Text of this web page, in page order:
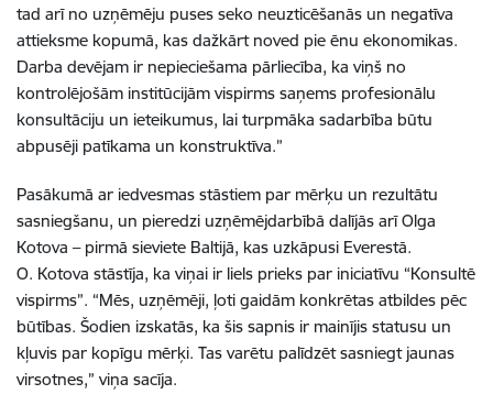
tad arī no uzņēmēju puses seko neuzticēšanās un negatīva
attieksme kopumā, kas dažkārt noved pie ēnu ekonomikas.
Darba devējam ir nepieciešama pārliecība, ka viņš no
kontrolējošām institūcijām vispirms saņems profesionālu
konsultāciju un ieteikumus, lai turpmāka sadarbība būtu
abpusēji patīkama un konstruktīva.”
Pasākumā ar iedvesmas stāstiem par mērķu un rezultātu
sasniegšanu, un pieredzi uzņēmējdarbībā dalījās arī Olga
Kotova – pirmā sieviete Baltijā, kas uzkāpusi Everestā.
O. Kotova stāstīja, ka viņai ir liels prieks par iniciatīvu “Konsultē
vispirms”. “Mēs, uzņēmēji, ļoti gaidām konkrētas atbildes pēc
būtības. Šodien izskatās, ka šis sapnis ir mainījis statusu un
kļuvis par kopīgu mērķi. Tas varētu palīdzēt sasniegt jaunas
virsotnes,” viņa sacīja.